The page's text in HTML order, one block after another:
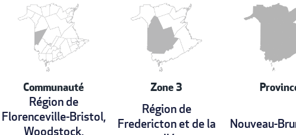
Communauté
Région de
Florenceville-Bristol,
Woodstock,
Zone 3
Région de
Fredericton et de la
Nouveau-